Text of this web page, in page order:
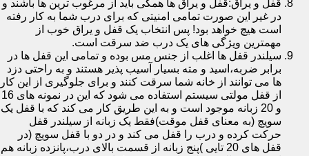
قفل و یراق:قفل و یراق ها همگی باید از مرغوب ترین ها باشند و
در غیر این صورت تمامی امنیتی که برای درب شما به کار رفته
است هیچ خواهد بود! پس انتخاب یک قفل و یراق خوب از
مهمترین ویژگی های یک درب ضد سرقت است.
سیلندر قفل ها اغلب از جنس مس بوده و تمامی این قفل ها در
برابر ضربه،اسید و مته بسیار آسیب پذیر هستند و به راحتی دزد
ها می توانند از خانه شما سرقت کنند و برای جلوگیری از این کار
از قفل مولتی سیستم استفاده می شود که این در نمونه های 16
و 20 زبانه موجود است و به این طریق کار می کند که با قفل یک
سویچ (به معنای قفل موقت)فقط یک زبانه از سیلندر قفل
حرکت کرده و درب را قفل می کند و در دو با قفل سویچ (در
قفل های 20 تایی )پنج زبانه از قسمت بالای درب،پانزده زبانه هم